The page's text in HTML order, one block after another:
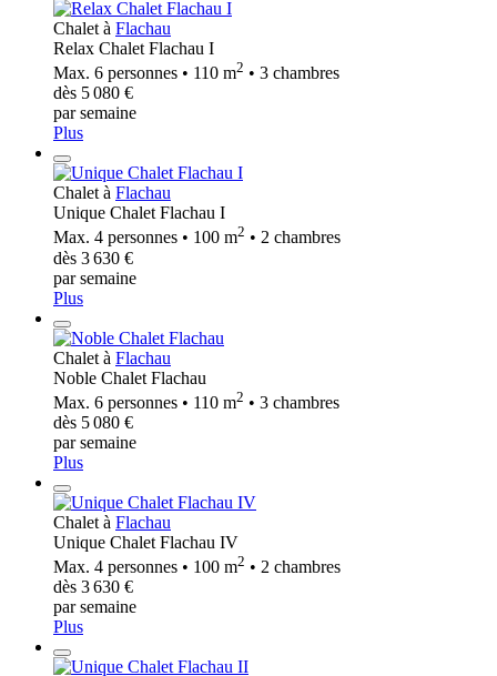
Chalet à Flachau
Relax Chalet Flachau I
Max. 6 personnes • 110 m2 • 3 chambres
dès 5 080 €
par semaine
Plus
Chalet à Flachau
Unique Chalet Flachau I
Max. 4 personnes • 100 m2 • 2 chambres
dès 3 630 €
par semaine
Plus
Chalet à Flachau
Noble Chalet Flachau
Max. 6 personnes • 110 m2 • 3 chambres
dès 5 080 €
par semaine
Plus
Chalet à Flachau
Unique Chalet Flachau IV
Max. 4 personnes • 100 m2 • 2 chambres
dès 3 630 €
par semaine
Plus